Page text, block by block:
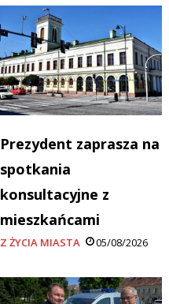
Prezydent zaprasza na
spotkania
konsultacyjne z
mieszkańcami
Z ŻYCIA MIASTA 05/08/2026